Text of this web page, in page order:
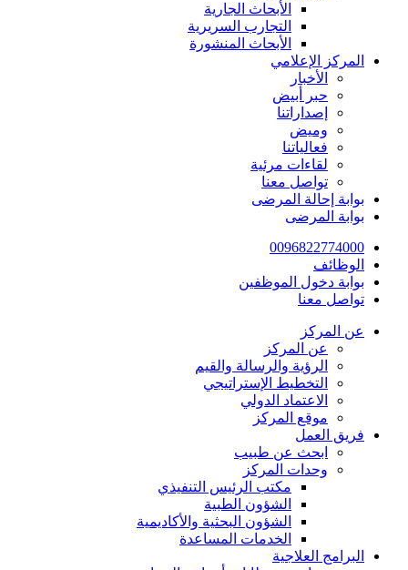
الأبحاث الجارية
التجارب السريرية
الأبحاث المنشورة
المركز الإعلامي
الأخبار
حبر أبيض
إصداراتنا
وميض
فعالياتنا
لقاءات مرئية
تواصل معنا
بوابة إحالة المرضى
بوابة المرضى
0096822774000
الوظائف
بوابة دخول الموظفين
تواصل معنا
عن المركز
عن المركز
الرؤية والرسالة والقيم
التخطيط الإستراتيجي
الاعتماد الدولي
موقع المركز
فريق العمل
ابحث عن طبيب
وحدات المركز
مكتب الرئيس التنفيذي
الشؤون الطبية
الشؤون البحثية والأكاديمية
الخدمات المساعدة
البرامج العلاجية